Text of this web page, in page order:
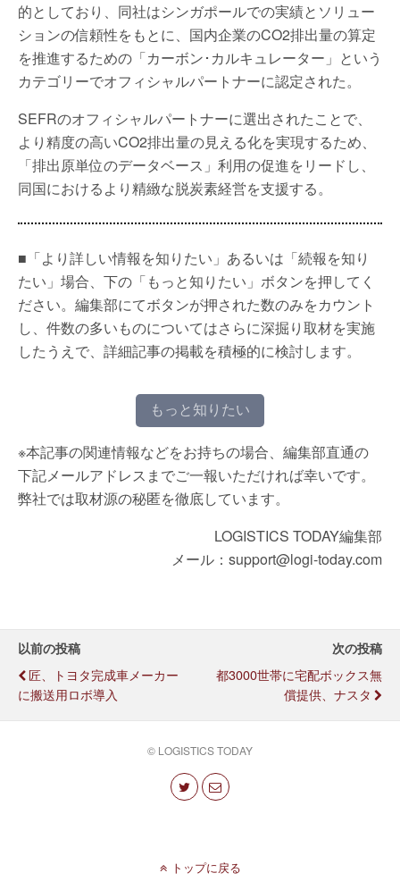
的としており、同社はシンガポールでの実績とソリュー
ションの信頼性をもとに、国内企業のCO2排出量の算定
を推進するための「カーボン･カルキュレーター」という
カテゴリーでオフィシャルパートナーに認定された。
SEFRのオフィシャルパートナーに選出されたことで、
より精度の高いCO2排出量の見える化を実現するため、
「排出原単位のデータベース」利用の促進をリードし、
同国におけるより精緻な脱炭素経営を支援する。
■「より詳しい情報を知りたい」あるいは「続報を知り
たい」場合、下の「もっと知りたい」ボタンを押してく
ださい。編集部にてボタンが押された数のみをカウント
し、件数の多いものについてはさらに深掘り取材を実施
したうえで、詳細記事の掲載を積極的に検討します。
もっと知りたい
※本記事の関連情報などをお持ちの場合、編集部直通の
下記メールアドレスまでご一報いただければ幸いです。
弊社では取材源の秘匿を徹底しています。
LOGISTICS TODAY編集部
メール：support@logi-today.com
以前の投稿
匠、トヨタ完成車メーカー
に搬送用ロボ導入
次の投稿
都3000世帯に宅配ボックス無
償提供、ナスタ
© LOGISTICS TODAY
トップに戻る